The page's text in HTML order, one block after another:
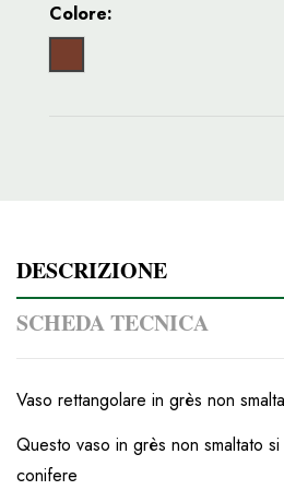
Colore:
DESCRIZIONE
SCHEDA TECNICA
Vaso rettangolare in grès non
Questo vaso in grès non smaltato
conifere